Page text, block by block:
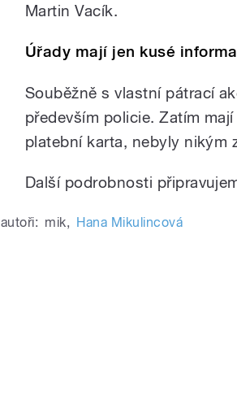
Martin Vacík.
Úřady mají jen kusé
Souběžně s vlastní pátrací
především policie. Zatím
platební karta, nebyly nikým
Další podrobnosti
autoři: mik, Hana Mikulincová